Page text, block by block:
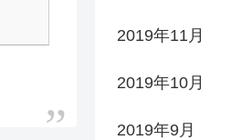
2019年11月
2019年10月
2019年9月